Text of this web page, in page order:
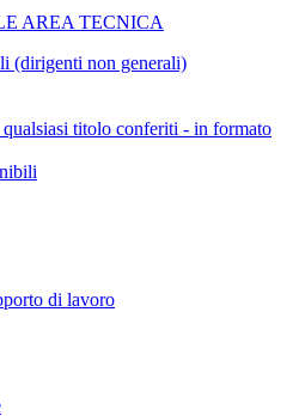
AREA TECNICA
(dirigenti non generali)
titolo conferiti - in formato
di lavoro